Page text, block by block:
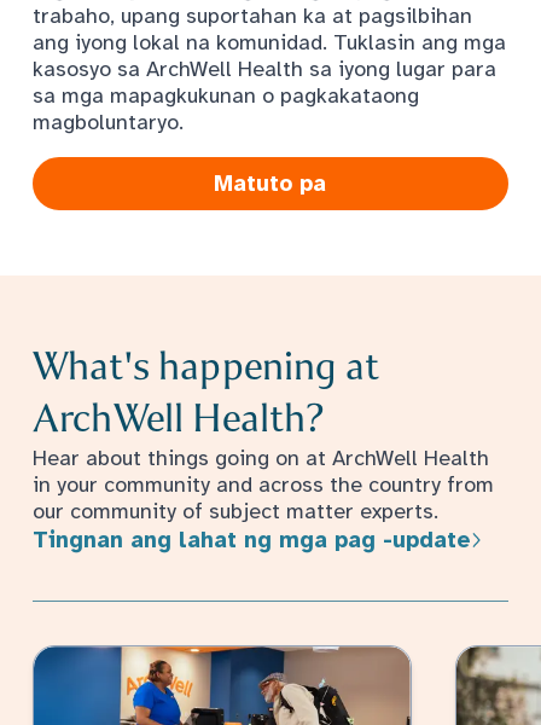
trabaho, upang suportahan ka at pagsilbihan
ang iyong lokal na komunidad. Tuklasin ang mga
kasosyo sa ArchWell Health sa iyong lugar para
sa mga mapagkukunan o pagkakataong
magboluntaryo.
Matuto pa
What's happening at
ArchWell Health?
Hear about things going on at ArchWell Health
in your community and across the country from
our community of subject matter experts.
Tingnan ang lahat ng mga pag -update